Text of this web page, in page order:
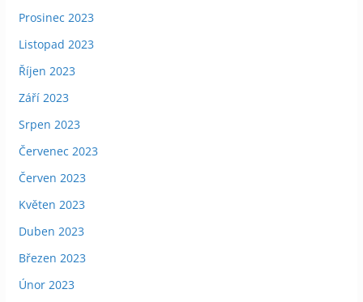
Prosinec 2023
Listopad 2023
Říjen 2023
Září 2023
Srpen 2023
Červenec 2023
Červen 2023
Květen 2023
Duben 2023
Březen 2023
Únor 2023